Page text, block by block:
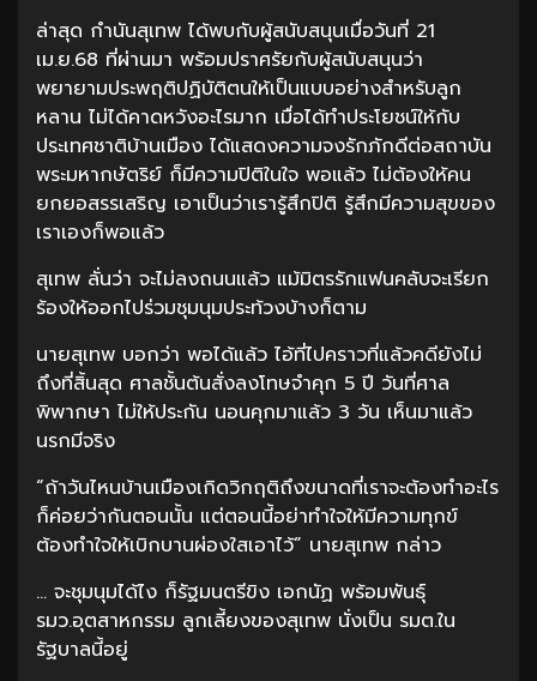
ล่าสุด กำนันสุเทพ ได้พบกับผู้สนับสนุนเมื่อวันที่ 21
เม.ย.68 ที่ผ่านมา พร้อมปราศรัยกับผู้สนับสนุนว่า
พยายามประพฤติปฏิบัติตนให้เป็นแบบอย่างสำหรับลูก
หลาน ไม่ได้คาดหวังอะไรมาก เมื่อได้ทำประโยชน์ให้กับ
ประเทศชาติบ้านเมือง ได้แสดงความจงรักภักดีต่อสถาบัน
พระมหากษัตริย์ ก็มีความปิติในใจ พอแล้ว ไม่ต้องให้คน
ยกยอสรรเสริญ เอาเป็นว่าเรารู้สึกปิติ รู้สึกมีความสุขของ
เราเองก็พอแล้ว
สุเทพ ลั่นว่า จะไม่ลงถนนแล้ว แม้มิตรรักแฟนคลับจะเรียก
ร้องให้ออกไปร่วมชุมนุมประท้วงบ้างก็ตาม
นายสุเทพ บอกว่า พอได้แล้ว ไอ้ที่ไปคราวที่แล้วคดียังไม่
ถึงที่สิ้นสุด ศาลชั้นต้นสั่งลงโทษจำคุก 5 ปี วันที่ศาล
พิพากษา ไม่ให้ประกัน นอนคุกมาแล้ว 3 วัน เห็นมาแล้ว
นรกมีจริง
“ถ้าวันไหนบ้านเมืองเกิดวิกฤติถึงขนาดที่เราจะต้องทำอะไร
ก็ค่อยว่ากันตอนนั้น แต่ตอนนี้อย่าทำใจให้มีความทุกข์
ต้องทำใจให้เบิกบานผ่องใสเอาไว้” นายสุเทพ กล่าว
… จะชุมนุมได้ไง ก็รัฐมนตรีขิง เอกนัฏ พร้อมพันธุ์
รมว.อุตสาหกรรม ลูกเลี้ยงของสุเทพ นั่งเป็น รมต.ใน
รัฐบาลนี้อยู่